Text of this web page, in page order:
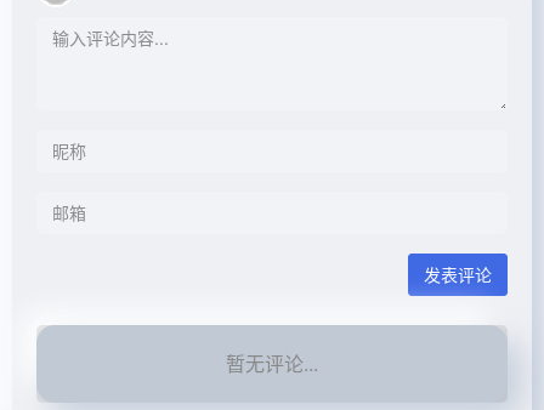
发表评论
暂无评论...